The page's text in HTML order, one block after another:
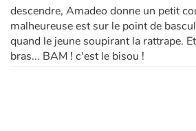
descendre, Amadeo donne un petit
malheureuse est sur le point de
quand le jeune soupirant la rattrape.
bras... BAM ! c'est le bisou !